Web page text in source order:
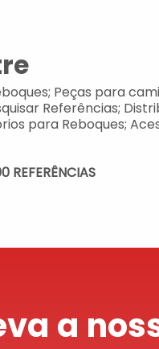
Peças para
Referências;
para Reboques;
REFERÊNCIAS
a